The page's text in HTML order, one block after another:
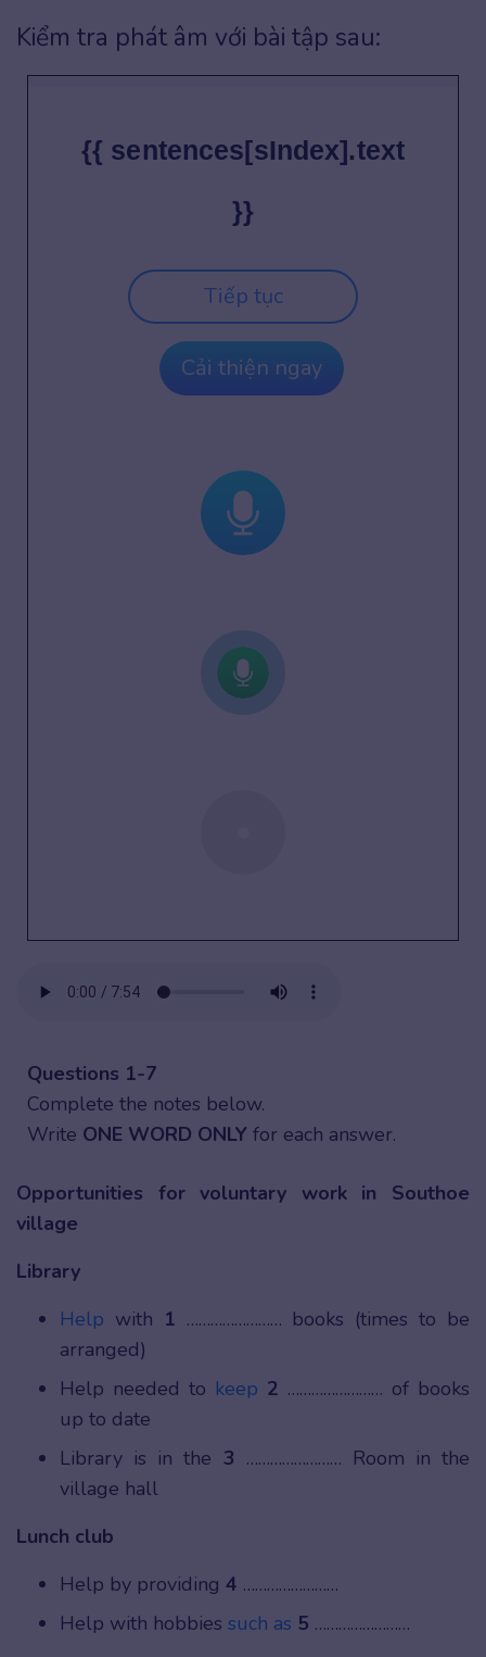
Kiểm tra phát âm với bài tập sau:
{{ sentences[sIndex].text
}}
Tiếp tục
Cải thiện ngay
Questions 1-7
Complete the notes below.
Write ONE WORD ONLY for each answer.
Opportunities for voluntary work in Southoe
village
Library
Help with 1 …………………… books (times to be
arranged)
Help needed to keep 2 …………………… of books
up to date
Library is in the 3 …………………… Room in the
village hall
Lunch club
Help by providing 4 ……………………
Help with hobbies such as 5 ……………………